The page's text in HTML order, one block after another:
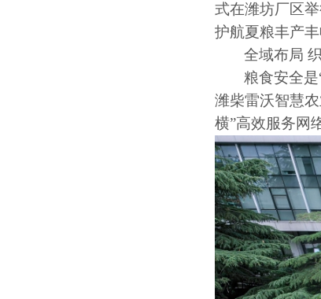
式在潍坊厂区
护航夏粮丰产丰
全域布局
粮食安全是
潍柴雷沃智慧
横”高效服务网